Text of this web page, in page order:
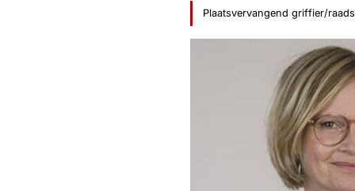
Plaatsvervangend griffier/